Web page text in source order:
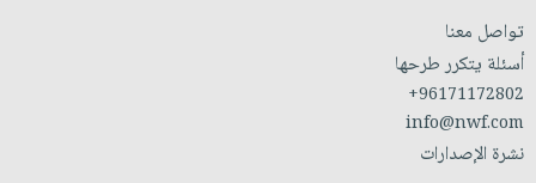
تواصل معنا
أسئلة يتكرر طرحها
+96171172802
info@nwf.com
نشرة الإصدارات